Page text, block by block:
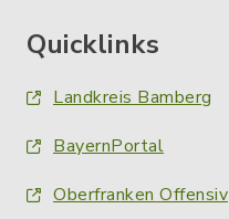
Quicklinks
Landkreis Bamberg
BayernPortal
Oberfranken Offensiv